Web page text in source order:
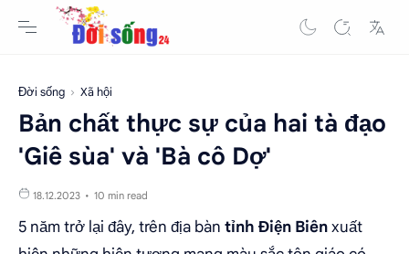
Đời sống Xã hội
Bản chất thực sự của hai tà đạo
'Giê sùa' và 'Bà cô Dợ'
10 min read
5 năm trở lại đây, trên địa bàn tỉnh Điện Biênxuất